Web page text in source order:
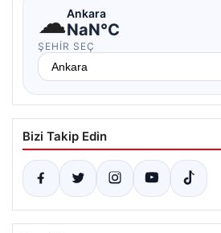
☁Ankara
NaN°C
ŞEHIR SEÇ
Bizi Takip Edin